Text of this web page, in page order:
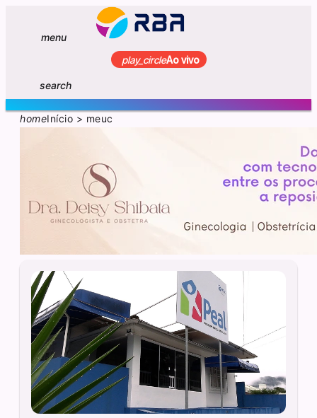
menu
play_circleAo vivo
search
homeInício > meuc